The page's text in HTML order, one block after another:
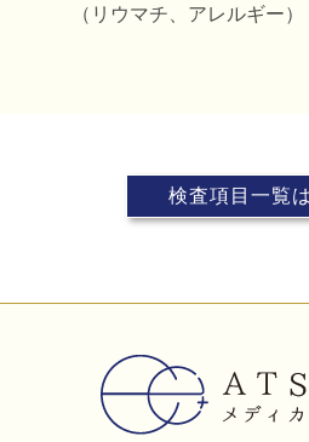
（リウマチ、アレルギー）
検査項目一覧